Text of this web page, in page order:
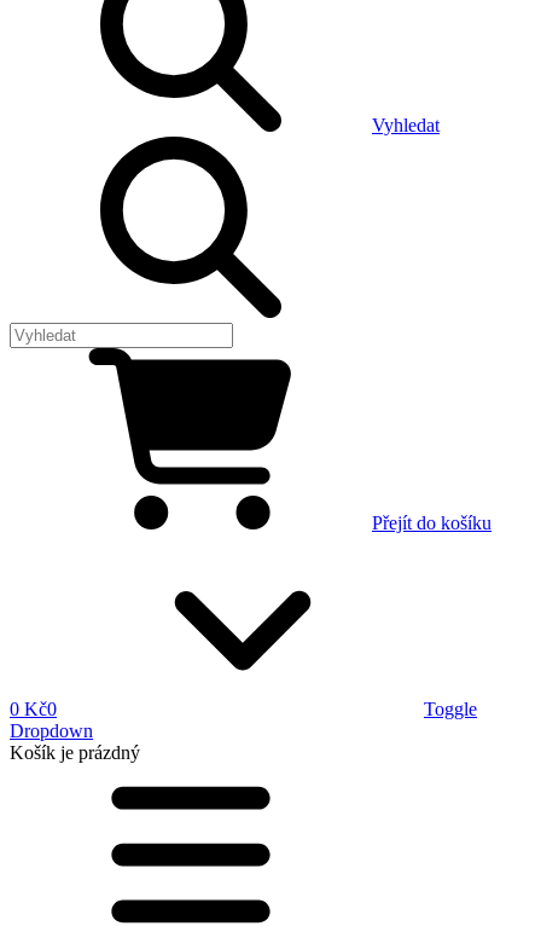
Vyhledat
Přejít do košíku
0 Kč0
Toggle
Dropdown
Košík je prázdný